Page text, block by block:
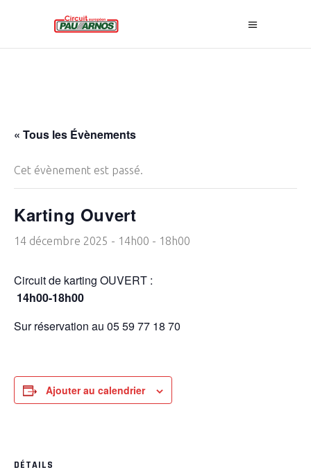
« Tous les Évènements
Cet évènement est passé.
Karting Ouvert
14 décembre 2025 - 14h00 - 18h00
Circuit de karting OUVERT :
14h00-18h00
Sur réservation au 05 59 77 18 70
Ajouter au calendrier
DÉTAILS